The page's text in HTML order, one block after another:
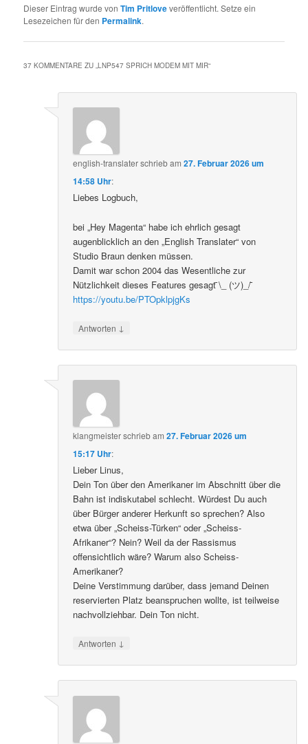
Dieser Eintrag wurde vonTim Pritloveveröffentlicht. Setze ein
Lesezeichen für den Permalink.
37 KOMMENTARE ZU „LNP547 SPRICH MODEM MIT MIR“
english-translaterschriebam27. Februar 2026 um
14:58 Uhr:
Liebes Logbuch,
bei „Hey Magenta“ habe ich ehrlich gesagt
augenblicklich an den „English Translater“ von
Studio Braun denken müssen.
Damit war schon 2004 das Wesentliche zur
Nützlichkeit dieses Features gesagt ̄\_ (ツ)_/ ̄
https://youtu.be/PTOpklpjgKs
Antworten ↓
klangmeisterschriebam27. Februar 2026 um
15:17 Uhr:
Lieber Linus,
Dein Ton über den Amerikaner im Abschnitt über die
Bahn ist indiskutabel schlecht. Würdest Du auch
über Bürger anderer Herkunft so sprechen? Also
etwa über „Scheiss-Türken“ oder „Scheiss-
Afrikaner“? Nein? Weil da der Rassismus
offensichtlich wäre? Warum also Scheiss-
Amerikaner?
Deine Verstimmung darüber, dass jemand Deinen
reservierten Platz beanspruchen wollte, ist teilweise
nachvollziehbar. Dein Ton nicht.
Antworten ↓